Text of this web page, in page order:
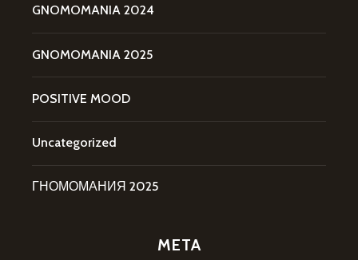
GNOMOMANIA 2024
GNOMOMANIA 2025
POSITIVE MOOD
Uncategorized
ГНОМОМАНИЯ 2025
META